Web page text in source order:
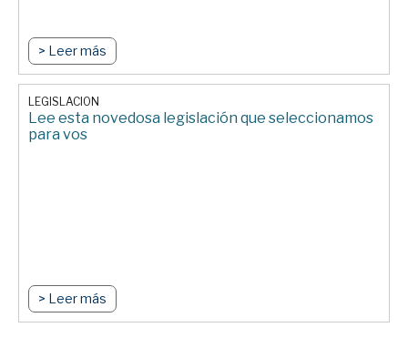
> Leer más
LEGISLACION
Lee esta novedosa legislación que seleccionamos
para vos
> Leer más